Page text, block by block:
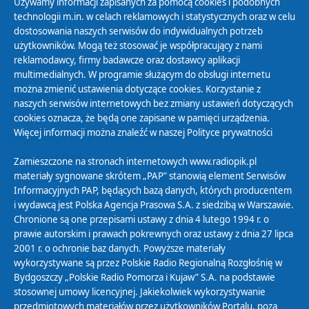
Polityka Prywatności
Zasady korzystania z Serwisu
Organizacje Pożytku Publicznego
Cyfryzacja DAB+
Polityka ochrony danych osobowych
Abonament
Zamówienia publiczne
Biuletyn Informacji Publicznej
technologii m.in. w celach reklamowych i statystycznych oraz w celu
dostosowania naszych serwisów do indywidualnych potrzeb
użytkowników. Mogą też stosować je współpracujący z nami
reklamodawcy, firmy badawcze oraz dostawcy aplikacji
multimedialnych. W programie służącym do obsługi internetu
można zmienić ustawienia dotyczące cookies. Korzystanie z
naszych serwisów internetowych bez zmiany ustawień dotyczących
cookies oznacza, że będą one zapisane w pamięci urządzenia.
Więcej informacji można znaleźć w naszej Polityce prywatności
Zamieszczone na stronach internetowych www.radiopik.pl
materiały sygnowane skrótem „PAP” stanowią element Serwisów
Informacyjnych PAP, będących bazą danych, których producentem
i wydawcą jest Polska Agencja Prasowa S.A. z siedzibą w Warszawie.
Chronione są one przepisami ustawy z dnia 4 lutego 1994 r. o
prawie autorskim i prawach pokrewnych oraz ustawy z dnia 27 lipca
2001 r. o ochronie baz danych. Powyższe materiały
wykorzystywane są przez Polskie Radio Regionalną Rozgłośnię w
Bydgoszczy „Polskie Radio Pomorza i Kujaw” S.A. na podstawie
stosownej umowy licencyjnej. Jakiekolwiek wykorzystywanie
przedmiotowych materiałów przez użytkowników Portalu, poza